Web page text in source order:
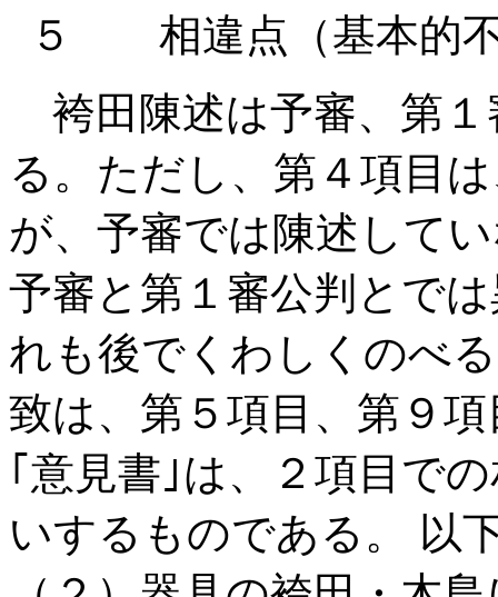
５ 相違点（基本的不
袴田陳述は予審、第１
る。ただし、第４項目
が、予審では陳述して
予審と第１審公判とで
れも後でくわしくのべ
致は、第５項目、第９
｢意見書｣は、２項目で
いするものである。 以